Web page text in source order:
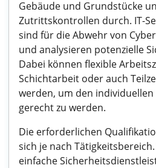
Gebäude und Grundstücke
Zutrittskontrollen durch. IT-
sind für die Abwehr von
und analysieren potenzielle
Dabei können flexible
Schichtarbeit oder auch
werden, um den
gerecht zu werden.
Die erforderlichen
sich je nach
einfache